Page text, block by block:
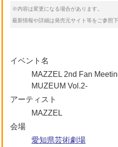
※内容は変更になる場合があります。
最新情報や詳細は発売元サイト等をご参照下
イベント名
MAZZEL 2nd Fan
MUZEUM Vol.2-
アーティスト
MAZZEL
会場
愛知県芸術劇場